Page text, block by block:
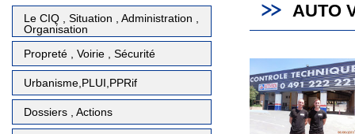
Le CIQ , Situation , Administration ,
Organisation
Propreté , Voirie , Sécurité
Urbanisme,PLUI,PPRif
Dossiers , Actions
AUTO